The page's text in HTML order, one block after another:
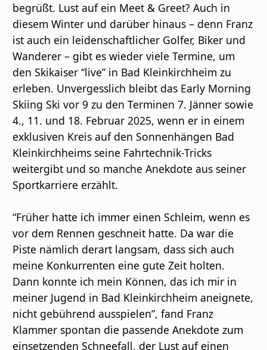
begrüßt. Lust auf ein Meet & Greet? Auch in
diesem Winter und darüber hinaus – denn Franz
ist auch ein leidenschaftlicher Golfer, Biker und
Wanderer – gibt es wieder viele Termine, um
den Skikaiser “live” in Bad Kleinkirchheim zu
erleben. Unvergesslich bleibt das Early Morning
Skiing Ski vor 9 zu den Terminen 7. Jänner sowie
4., 11. und 18. Februar 2025, wenn er in einem
exklusiven Kreis auf den Sonnenhängen Bad
Kleinkirchheims seine Fahrtechnik-Tricks
weitergibt und so manche Anekdote aus seiner
Sportkarriere erzählt.
“Früher hatte ich immer einen Schleim, wenn es
vor dem Rennen geschneit hatte. Da war die
Piste nämlich derart langsam, dass sich auch
meine Konkurrenten eine gute Zeit holten.
Dann konnte ich mein Können, das ich mir in
meiner Jugend in Bad Kleinkirchheim aneignete,
nicht gebührend ausspielen”, fand Franz
Klammer spontan die passende Anekdote zum
einsetzenden Schneefall, der Lust auf einen